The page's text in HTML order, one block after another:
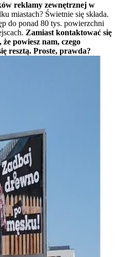
reklamy zewnętrznej w
miastach? Świetnie się składa.
do ponad 80 tys. powierzchni
Zamiast kontaktować się
powiesz nam, czego
resztą. Proste, prawda?